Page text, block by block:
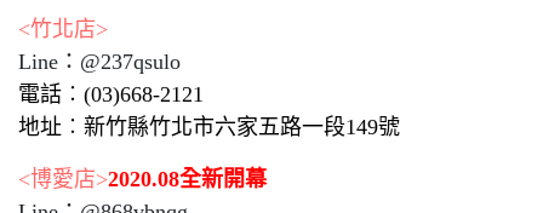
<竹北店>
Line：@237qsulo
電話︰(03)668-2121
地址︰新竹縣竹北市六家五路一段149號
<博愛店>2020.08全新開幕